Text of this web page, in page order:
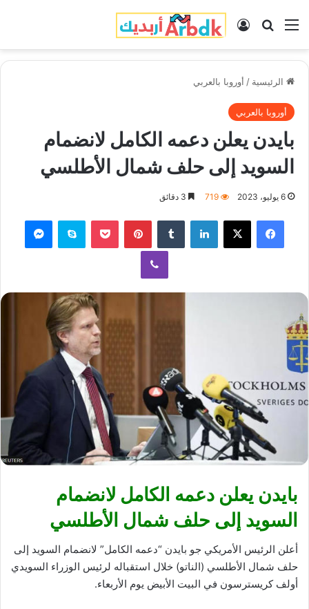
القائمة بحث عنتسجيل الدخول
الرئيسية / أوروبا بالعربي
أوروبا بالعربي
بايدن يعلن دعمه الكامل لانضمام
السويد إلى حلف شمال الأطلسي
6 يوليو، 2023 719
فيسبوك لينكدإن بينتيريست سكايب
ڤايبر
بايدن يعلن دعمه الكامل لانضمام
السويد إلى حلف شمال الأطلسي
أعلن الرئيس الأمريكي جو بايدن “دعمه الكامل” لانضمام السويد إلى
حلف شمال الأطلسي (الناتو) خلال استقباله لرئيس الوزراء السويدي
أولف كريسترسون في البيت الأبيض يوم الأربعاء.